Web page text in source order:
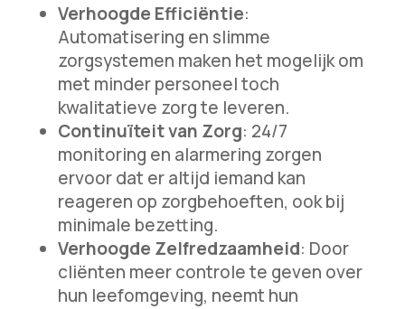
Verhoogde Efficiëntie:
Automatisering en slimme
zorgsystemen maken het mogelijk om
met minder personeel toch
kwalitatieve zorg te leveren.
Continuïteit van Zorg: 24/7
monitoring en alarmering zorgen
ervoor dat er altijd iemand kan
reageren op zorgbehoeften, ook bij
minimale bezetting.
Verhoogde Zelfredzaamheid: Door
cliënten meer controle te geven over
hun leefomgeving, neemt hun